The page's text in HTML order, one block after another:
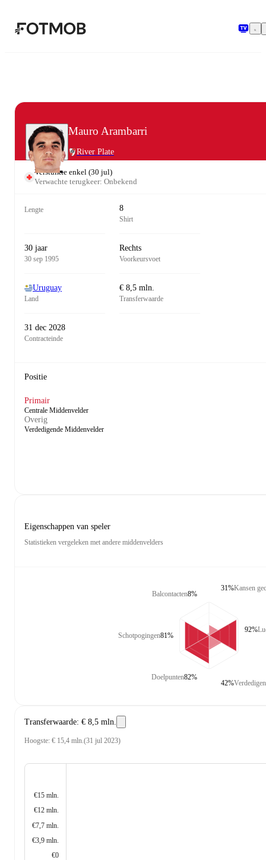
Mauro Arambarri
River Plate
Verstuikte enkel (30 jul)
Verwachte terugkeer: Onbekend
Lengte 8
Shirt
30 jaar
30 sep 1995
Rechts
Voorkeursvoet
Uruguay
Land
€ 8,5 mln.
Transferwaarde
31 dec 2028
Contracteinde
Positie
Primair
Centrale Middenvelder
Overig
Verdedigende Middenvelder
Eigenschappen van speler
Statistieken vergeleken met andere middenvelders
Balcontacten8%
Schotpogingen81%
Doelpunten82%
Kansen
31%
92%
42%
Transferwaarde: € 8,5 mln.
Hoogste: € 15,4 mln.(31 jul 2023)
€15 mln.
€12 mln.
€7,7 mln.
€3,9 mln.
€0